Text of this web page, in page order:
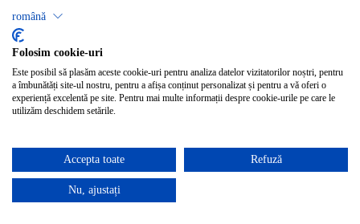
română
Folosim cookie-uri
Este posibil să plasăm aceste cookie-uri pentru analiza datelor vizitatorilor noștri, pentru
a îmbunătăți site-ul nostru, pentru a afișa conținut personalizat și pentru a vă oferi o
experiență excelentă pe site. Pentru mai multe informații despre cookie-urile pe care le
utilizăm deschidem setările.
Accepta toate Refuză
Nu, ajustați